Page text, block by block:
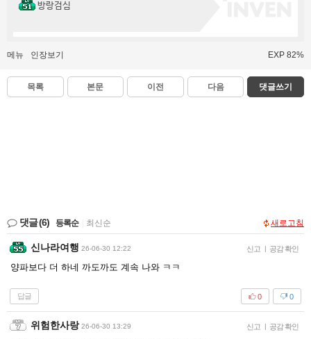
방랑검심
메뉴 인장보기 EXP 82%
목록 본문 이전 다음 댓글쓰기
댓글(6) 등록순 최신순 새로고침
신나라여행 26-06-30 12:22 신고 | 공감 확인
양파보다 더 하네 까도까도 계속 나와 ㅋㅋ
답글 0
0
위험한사랑 26-06-30 13:29 신고 | 공감 확인